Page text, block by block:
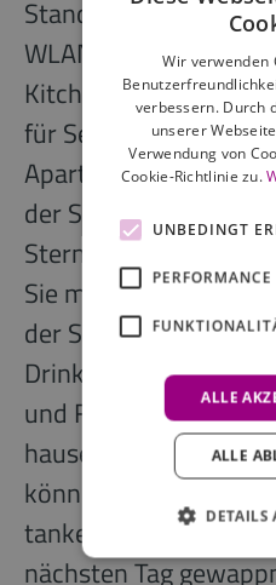
Standard hingegen
WLAN, eine gratis
Kitchenettes und
für Selbstversorger
Apartment bleiben.
der Sinn nach etwas
Sterne-Restaurant
Sie mittags und
der Smoker's Lounge
Drink gönnen und
und Fremden ins
hauseigenen
können Sie sich
tanken – und sind so
nächsten Tag
Wir verwenden
verbessern. Durch
unserer
Verwendung von
Cookie-Richtlinie zu.
UNBEDINGT
PERFORMANCE
ALLE
ALLE
DETAILS